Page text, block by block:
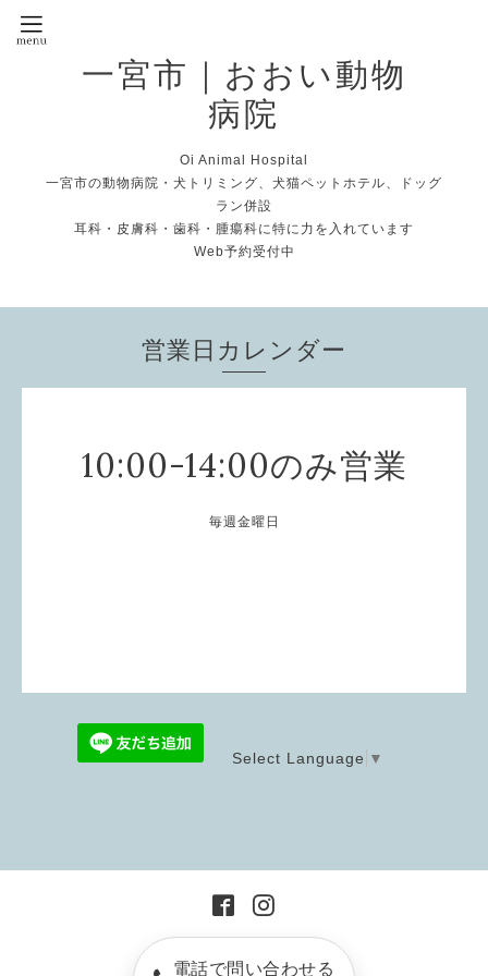
一宮市｜おおい動物
病院
Oi Animal Hospital
一宮市の動物病院・犬トリミング、犬猫ペットホテル、ドッグ
ラン併設
耳科・皮膚科・歯科・腫瘍科に特に力を入れています
Web予約受付中
営業日カレンダー
10:00-14:00のみ営業
毎週金曜日
Select Language ▼
電話で問い合わせる